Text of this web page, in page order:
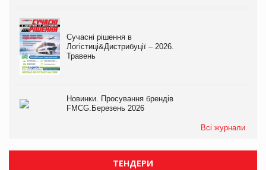
Сучасні рішення в
Логістиці&Дистрибуції – 2026.
Травень
Новинки. Просування брендів
FMCG.Березень 2026
Всі журнали
ТЕНДЕРИ